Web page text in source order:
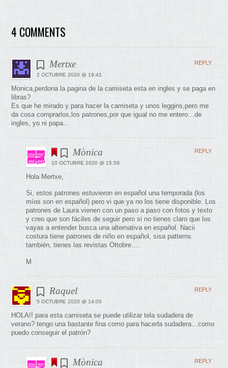
4 COMMENTS
Mertxe
2 OCTUBRE 2020 @ 19:41
Monica,perdona la pagina de la camiseta esta en ingles y se paga en
libras?
Es que he mirado y para hacer la camiseta y unos leggins,pero me
da cosa comprarlos,los patrones,por que igual no me entero…de
ingles, yo ni papa…
REPLY
Mònica
10 OCTUBRE 2020 @ 15:59
Hola Mertxe,
Si, estos patrones estuvieron en español una temporada (los
míos son en español) pero vi que ya no los tiene disponible. Los
patrones de Laura vienen con un paso a paso con fotos y texto
y creo que son fáciles de seguir pero si no tienes claro que los
vayas a entender busca una alternativa en español. Nacii
costura tiene patrones de niño en español, sisa patterns
también, tienes las revistas Ottobre….
M
REPLY
Raquel
5 OCTUBRE 2020 @ 14:05
HOLA!! para esta camiseta se puede utilizar tela sudadera de
verano? tengo una bastante fina como para hacerla sudadera…como
puedo conseguir el patrón?
REPLY
Mònica REPLY